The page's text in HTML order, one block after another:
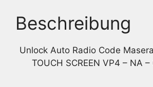
Beschreibung
Unlock Auto Radio Code
TOUCH SCREEN VP4 – NA